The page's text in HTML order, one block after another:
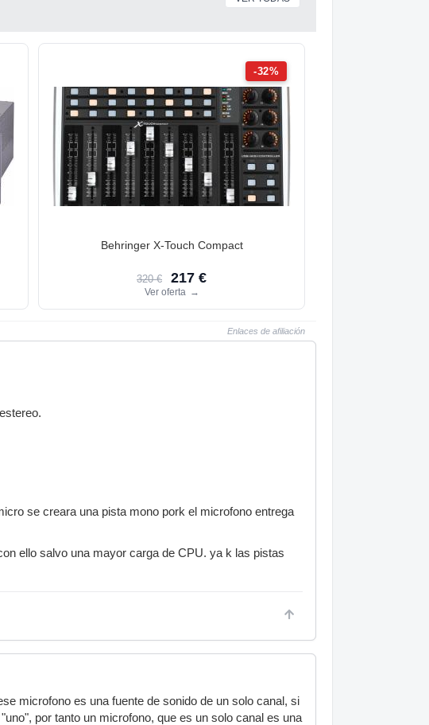
-32%
Behringer X-Touch Compact
320 € 217 €
Ver oferta →
Enlaces de afiliación
se creara una pista mono pork el microfono entrega
ello salvo una mayor carga de CPU. ya k las pistas
microfono es una fuente de sonido de un solo canal, si
por tanto un microfono, que es un solo canal es una